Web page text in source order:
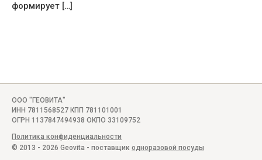
формирует […]
ООО "ГЕОВИТА"
ИНН 7811568527 КПП 781101001
ОГРН 1137847494938 ОКПО 33109752
Политика конфиденциальности
© 2013 - 2026 Geovita - поставщик одноразовой посуды